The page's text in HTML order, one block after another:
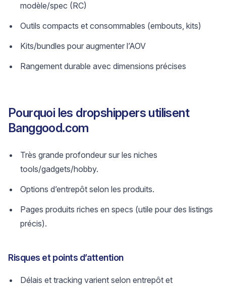
modèle/spec (RC)
Outils compacts et consommables (embouts, kits)
Kits/bundles pour augmenter l’AOV
Rangement durable avec dimensions précises
Pourquoi les dropshippers utilisent
Banggood.com
Très grande profondeur sur les niches
tools/gadgets/hobby.
Options d’entrepôt selon les produits.
Pages produits riches en specs (utile pour des listings
précis).
Risques et points d’attention
Délais et tracking varient selon entrepôt et